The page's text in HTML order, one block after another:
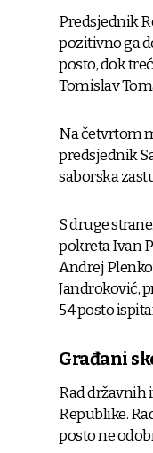
Predsjednik
pozitivno ga
posto, dok
Tomislav
Na četvrtom
predsjednik
saborska
S druge
pokreta Ivan
Andrej
Jandroković,
54 posto
Građani
Rad državnih
Republike.
posto ne